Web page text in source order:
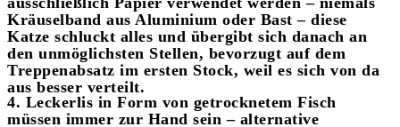
Kräuselband aus Aluminium oder Bast – diese
Katze schluckt alles und übergibt sich danach an
den unmöglichsten Stellen, bevorzugt auf dem
Treppenabsatz im ersten Stock, weil es sich von da
aus besser verteilt.
4. Leckerlis in Form von getrocknetem Fisch
müssen immer zur Hand sein – alternative